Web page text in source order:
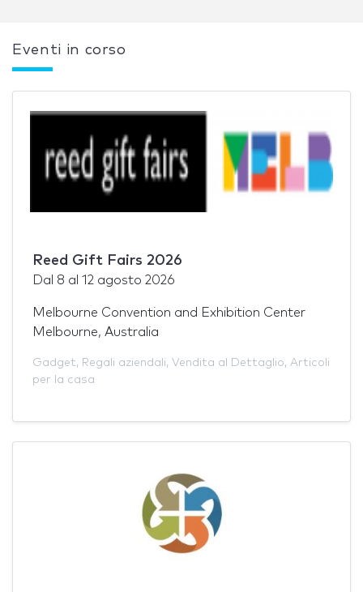
Eventi in corso
Reed Gift Fairs 2026
Dal 8 al 12 agosto 2026
Melbourne Convention and Exhibition Center
Melbourne, Australia
Gadget, Regali aziendali, Vendita al Dettaglio, Articoli
per la casa